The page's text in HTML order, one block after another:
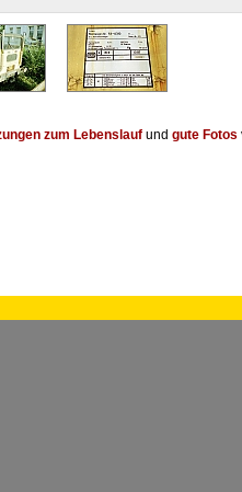
zum Lebenslaufund gute Fotos